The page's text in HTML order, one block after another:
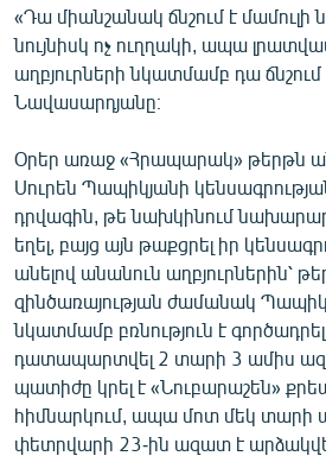
Հայերեն
English
Русский
ՀԵՏԵՎԵՔ ՄԵԶ
«Ազատության» բոլոր կայքերը
«Դա միանշանակ ճնշում է
նույնիսկ ոչ ուղղակի, ապա
աղբյուրների նկատմամբ դա
Նավասարդյանը։
Օրեր առաջ «Հրապարակ» թերթն
Սուրեն Պապիկյանի
դրվագին, թե նախկինում
եղել, բայց այն թաքցրել իր
անելով անանուն աղբյուրներին՝
զինծառայության ժամանակ
նկատմամբ բռնություն է
դատապարտվել 2 տարի 3 ամիս
պատիժը կրել է «Նուբարաշեն»
հիմնարկում, ապա մոտ մեկ տարի
փետրվարի 23-ին ազատ է